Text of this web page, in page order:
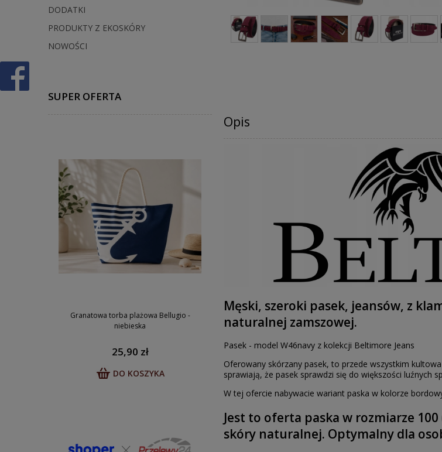
DODATKI
PRODUKTY Z EKOSKÓRY
NOWOŚCI
SUPER OFERTA
Granatowa torba plażowa Bellugio -
niebieska
25,90 zł
DO KOSZYKA
Opis
Męski, szeroki pasek, jeansów, z
naturalnej zamszowej.
Pasek - model W46navy z kolekcji Beltimore Jeans
Oferowany skórzany pasek, to przede wszystkim
sprawiają, że pasek sprawdzi się do większości luźnych
W tej ofercie nabywacie wariant paska w kolorze
Jest to oferta paska w rozmiarze
skóry naturalnej. Optymalny dla